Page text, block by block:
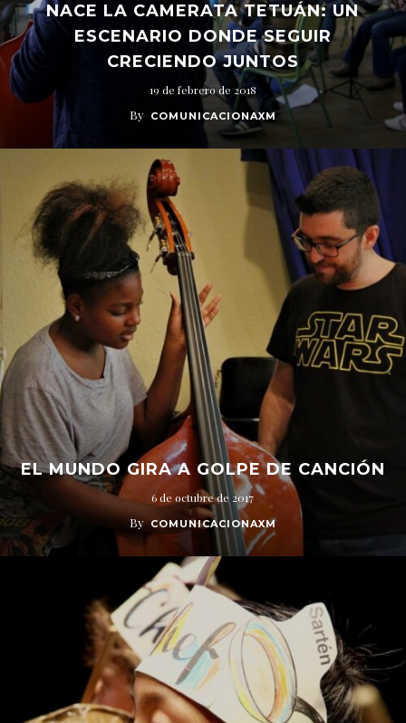
NACE LA CAMERATA TETUÁN: UN
ESCENARIO DONDE SEGUIR
CRECIENDO JUNTOS
19 de febrero de 2018
By COMUNICACIONAXM
EL MUNDO GIRA A GOLPE DE CANCIÓN
6 de octubre de 2017
By COMUNICACIONAXM